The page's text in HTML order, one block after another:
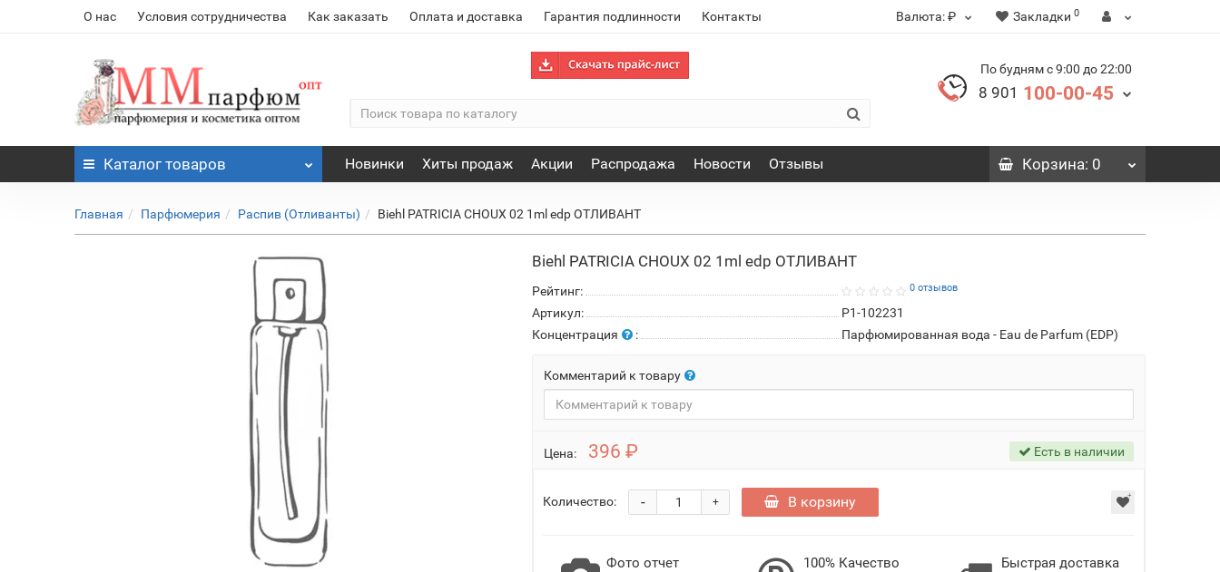
О нас Условия сотрудничества Как заказать Оплата и доставка Гарантия подлинности Контакты Валюта:₽ Закладки 0
По будням с 9:00 до 22:00
8 901 100-00-45
Каталог товаров Новинки Хиты продаж Акции Распродажа Новости Отзывы Корзина: 0
Главная Парфюмерия Распив (Отливанты) Biehl PATRICIA CHOUX 02 1ml edp ОТЛИВАНТ
Biehl PATRICIA CHOUX 02 1ml edp ОТЛИВАНТ
Рейтинг: 0 отзывов
Артикул:
P1-102231
Концентрация
: Парфюмированная вода - Eau de Parfum (EDP)
Комментарий к товару
Цена: 396 ₽ Есть в наличии
Количество: +
- В корзину
Фото отчет 100% Качество Быстрая доставка